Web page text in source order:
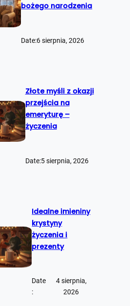
bożego narodzenia
Date:6 sierpnia, 2026
Złote myśli z okazji
przejścia na
emeryturę –
życzenia
Date:5 sierpnia, 2026
Idealne imieniny
krystyny
życzenia i
prezenty
Date
:
4 sierpnia,
2026